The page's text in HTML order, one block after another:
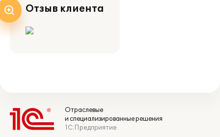
Отзыв клиента
Отраслевые
и специализированные решения
1С:Предприятие